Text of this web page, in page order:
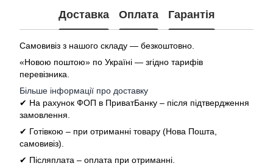
Доставка Оплата Гарантія
Самовивіз з нашого складу — безкоштовно.
«Новою поштою» по Україні — згідно тарифів
перевізника.
Більше інформації про доставку
✔ На рахунок ФОП в ПриватБанку – після підтвердження
замовлення.
✔ Готівкою – при отриманні товару (Нова Пошта,
самовивіз).
✔ Післяплата – оплата при отриманні.